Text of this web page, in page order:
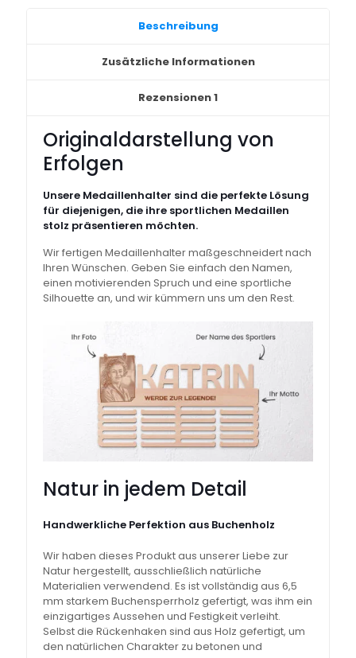
Beschreibung
Zusätzliche Informationen
Rezensionen1
Originaldarstellung von
Erfolgen
Unsere Medaillenhalter sind die perfekte Lösung
für diejenigen, die ihre sportlichen Medaillen
stolz präsentieren möchten.
Wir fertigen Medaillenhalter maßgeschneidert nach
Ihren Wünschen. Geben Sie einfach den Namen,
einen motivierenden Spruch und eine sportliche
Silhouette an, und wir kümmern uns um den Rest.
Natur in jedem Detail
Handwerkliche Perfektion aus Buchenholz
Wir haben dieses Produkt aus unserer Liebe zur
Natur hergestellt, ausschließlich natürliche
Materialien verwendend. Es ist vollständig aus 6,5
mm starkem Buchensperrholz gefertigt, was ihm ein
einzigartiges Aussehen und Festigkeit verleiht.
Selbst die Rückenhaken sind aus Holz gefertigt, um
den natürlichen Charakter zu betonen und